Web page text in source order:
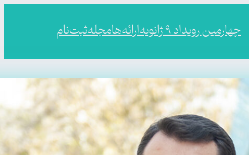
چهارمین رویداد ۹ ژانویه ارائه‌هامجلهثبت‌نام